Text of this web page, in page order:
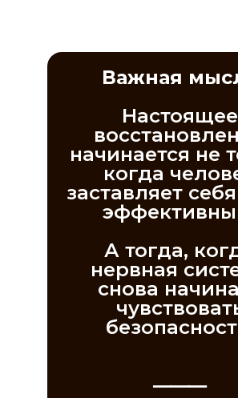
Важная
Настоящее
начинается не
когда
заставляет
А тогда,
нервная
снова
⸻